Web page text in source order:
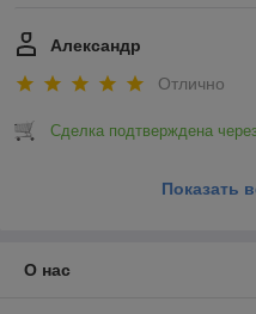
Александр
Отлично
Сделка подтверждена
Показать
О нас